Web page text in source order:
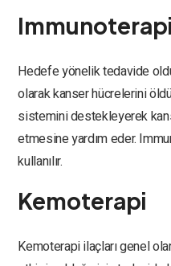
Immunoterapi
Hedefe yönelik tedavide
olarak kanser hücrelerini
sistemini destekleyerek
etmesine yardım eder.
kullanılır.
Kemoterapi
Kemoterapi ilaçları genel